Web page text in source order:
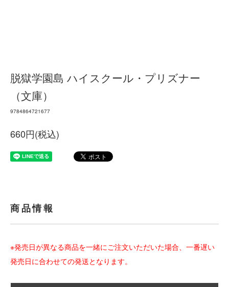
脱獄学園島 ハイスクール・プリズナー
（文庫）
9784864721677
660円(税込)
商品情報
※発売日が異なる商品を一緒にご注文いただいた場合、一番遅い
発売日に合わせての発送となります。